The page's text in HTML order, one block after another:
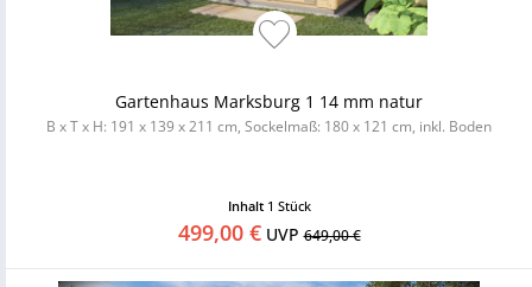
Gartenhaus Marksburg 1 14 mm natur
B x T x H: 191 x 139 x 211 cm, Sockelmaß: 180 x 121 cm, inkl. Boden
Inhalt 1 Stück
499,00 €UVP649,00 €